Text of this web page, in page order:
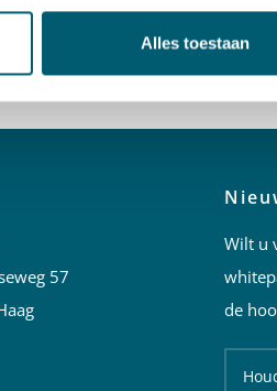
Alles toestaan
57
Wilt u
de